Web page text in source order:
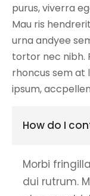
purus, viverra
Mau ris
urna andyee
tortor nec nibh.
rhoncus sem at
ipsum,
How do I
Morbi
dui rutrum.